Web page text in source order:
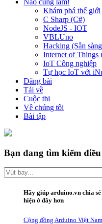
Nào cùng làm!
Khám phá thế giới
C Sharp (C#)
NodeJS - IOT
VBLUno
Hacking (Sẵn
Internet of Things
IoT Công nghiệp
Tự học IoT với
Đăng bài
Tải về
Cuộc thi
Về chúng tôi
Bài tập
Bạn đang tìm kiếm
Hãy giúp arduino.vn chia
hiện ở đây hơn
Cộng đồng Arduino Việt Nam